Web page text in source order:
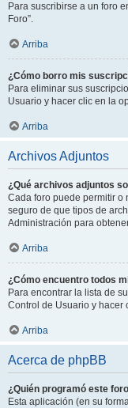
Para suscribirse a un foro
Foro”.
Arriba
¿Cómo borro mis
Para eliminar sus
Usuario y hacer clic en la
Arriba
Archivos Adjuntos
¿Qué archivos adjuntos
Cada foro puede permitir o
seguro de que tipos de
Administración para
Arriba
¿Cómo encuentro todos
Para encontrar la lista de
Control de Usuario y hacer
Arriba
Acerca de phpBB
¿Quién programó este
Esta aplicación (en su